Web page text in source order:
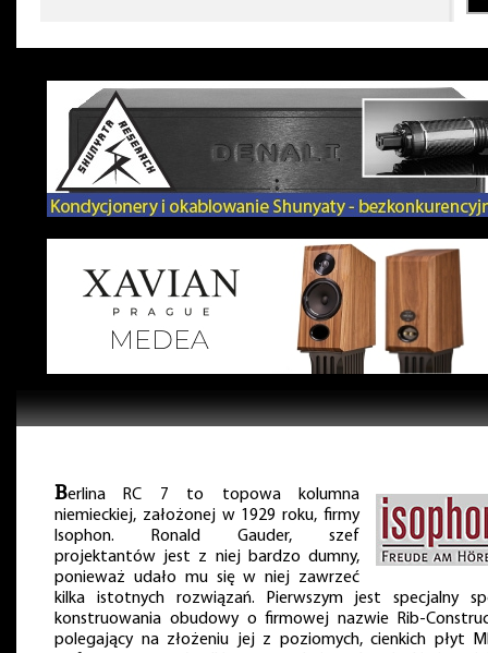
Berlina RC 7 to topowa kolumna
niemieckiej, założonej w 1929 roku, firmy
Isophon. Ronald Gauder, szef
projektantów jest z niej bardzo dumny,
ponieważ udało mu się w niej zawrzeć
kilka istotnych rozwiązań. Pierwszym jest specjalny
konstruowania obudowy o firmowej nazwie Rib-
polegający na złożeniu jej z poziomych, cienkich płyt